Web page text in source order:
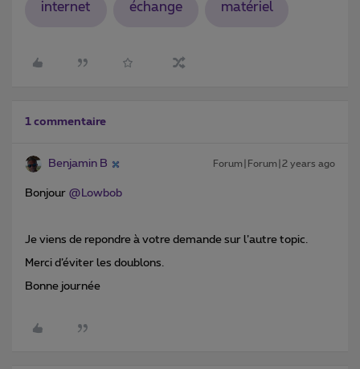
internet échange matériel
1 commentaire
Benjamin B Forum|Forum|2 years ago
Bonjour @Lowbob
Je viens de repondre à votre demande sur l’autre topic.
Merci d’éviter les doublons.
Bonne journée